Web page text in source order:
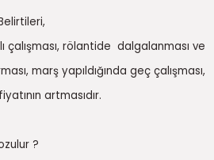
çalışması, rölantide dalgalanması ve
marş yapıldığında geç çalışması,
artmasıdır.
?